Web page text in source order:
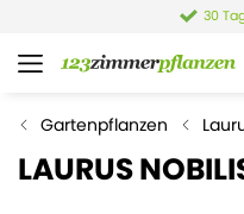
30 Tage
Gartenpflanzen
LAURUS